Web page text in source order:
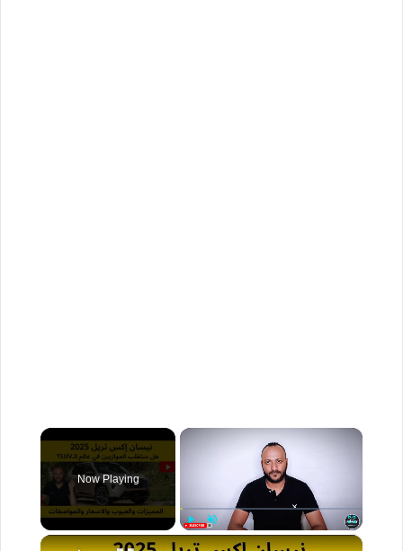
×
Play Unmute Fullscreen
Now Playing
×